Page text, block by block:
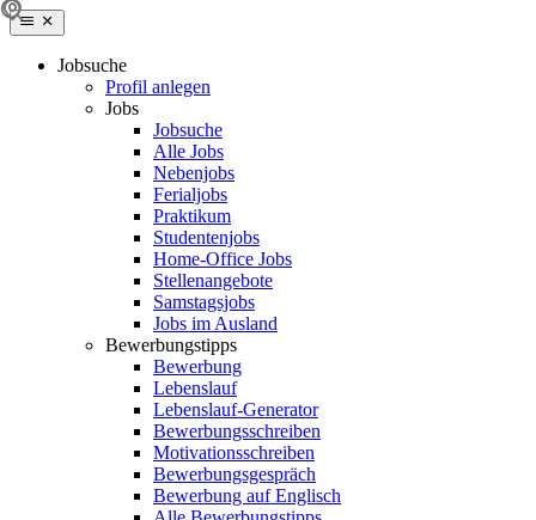
Jobsuche
Profil anlegen
Jobs
Jobsuche
Alle Jobs
Nebenjobs
Ferialjobs
Praktikum
Studentenjobs
Home-Office Jobs
Stellenangebote
Samstagsjobs
Jobs im Ausland
Bewerbungstipps
Bewerbung
Lebenslauf
Lebenslauf-Generator
Bewerbungsschreiben
Motivationsschreiben
Bewerbungsgespräch
Bewerbung auf Englisch